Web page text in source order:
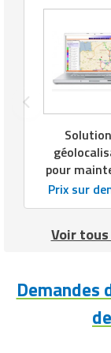
pour
et
Prix sur
Voir
Demandes